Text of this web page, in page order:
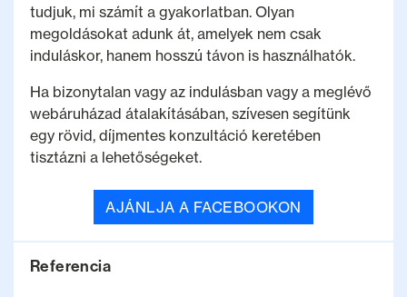
tudjuk, mi számít a gyakorlatban. Olyan
megoldásokat adunk át, amelyek nem csak
induláskor, hanem hosszú távon is használhatók.
Ha bizonytalan vagy az indulásban vagy a meglévő
webáruházad átalakításában, szívesen segítünk
egy rövid, díjmentes konzultáció keretében
tisztázni a lehetőségeket.
AJÁNLJA A FACEBOOKON
Referencia